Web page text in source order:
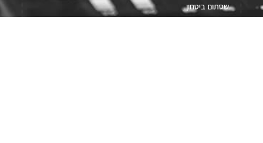
שסתום ביטחון